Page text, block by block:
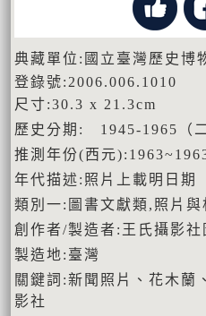
典藏單位:國立臺灣歷史博
登錄號:2006.006.1010
尺寸:30.3 x 21.3cm
歷史分期: 1945-1965（二
推測年份(西元
年代描述:照片上載明日期
類別一:圖書文獻類,照片與
創作者/製造者:王氏攝影社
製造地:臺灣
關鍵詞:新聞照片、花木蘭
影社